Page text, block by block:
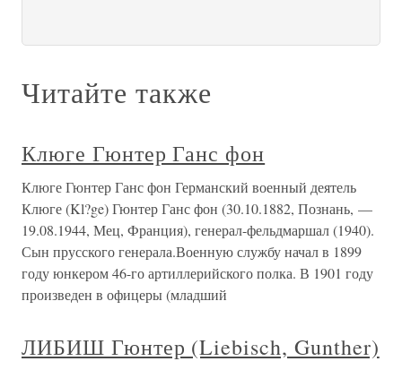
Читайте также
Клюге Гюнтер Ганс фон
Клюге Гюнтер Ганс фон Германский военный деятель
Клюге (Kl?ge) Гюнтер Ганс фон (30.10.1882, Познань, —
19.08.1944, Мец, Франция), генерал-фельдмаршал (1940).
Сын прусского генерала.Военную службу начал в 1899
году юнкером 46-го артиллерийского полка. В 1901 году
произведен в офицеры (младший
ЛИБИШ Гюнтер (Liebisch, Gunther)